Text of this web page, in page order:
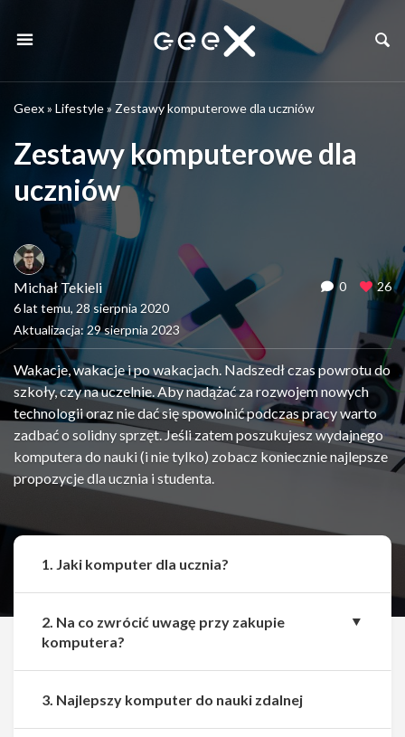
Geex» Lifestyle» Zestawy komputerowe dla uczniów
Zestawy komputerowe dla
uczniów
Michał Tekieli
6 lat temu, 28 sierpnia 2020
Aktualizacja: 29 sierpnia 2023
0 26
Wakacje, wakacje i po wakacjach. Nadszedł czas powrotu do
szkoły, czy na uczelnie. Aby nadążać za rozwojem nowych
technologii oraz nie dać się spowolnić podczas pracy warto
zadbać o solidny sprzęt. Jeśli zatem poszukujesz wydajnego
komputera do nauki (i nie tylko) zobacz koniecznie najlepsze
propozycje dla ucznia i studenta.
1. Jaki komputer dla ucznia?
2. Na co zwrócić uwagę przy zakupie
komputera?
3. Najlepszy komputer do nauki zdalnej